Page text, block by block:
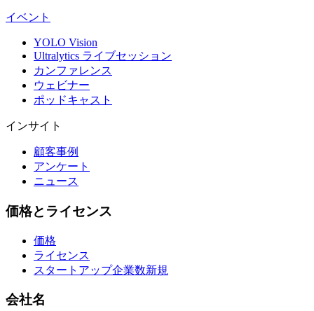
イベント
YOLO Vision
Ultralytics ライブセッション
カンファレンス
ウェビナー
ポッドキャスト
インサイト
顧客事例
アンケート
ニュース
価格とライセンス
価格
ライセンス
スタートアップ企業数新規
会社名